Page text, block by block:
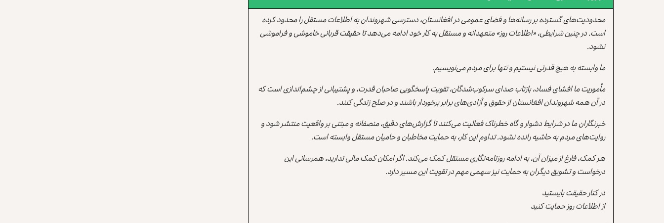
محدودیت‌های گسترده بر رسانه‌ها و فضای عمومی در افغانستان، دسترسی شهروندان به اطلاعات مستقل را محدود کرده
است. در چنین شرایطی، «اطلاعات روز» متعهدانه و مستقل به کار خود ادامه می‌دهد تا حقیقت قربانی خاموشی و فراموشی
نشود.
ما وابسته به هیچ قدرتی نیستیم و تنها برای مردم می‌نویسیم.
مأموریت ما افشای فساد، بازتاب صدای سرکوب‌شدگان، تقویت پاسخگویی صاحبان قدرت، و پشتیبانی از چشم‌اندازی است که
در آن همه شهروندان افغانستان از حقوق و آزادی‌های برابر برخوردار باشند و در صلح زندگی کنند.
خبرنگاران ما در شرایط دشوار و گاه خطرناک فعالیت می‌کنند تا گزارش‌های دقیق، منصفانه و مبتنی بر واقعیت منتشر شود و
روایت‌های مردم به حاشیه رانده نشود. تداوم این کار، به حمایت مخاطبان و حامیان مستقل وابسته است.
هر کمک، فارغ از میزان آن، به ادامه روزنامه‌نگاری مستقل کمک می‌کند. اگر امکان کمک مالی ندارید، همرسانی این
درخواست و تشویق دیگران به حمایت نیز سهمی مهم در تقویت این مسیر دارد.
در کنار حقیقت بایستید
از اطلاعات روز حمایت کنید